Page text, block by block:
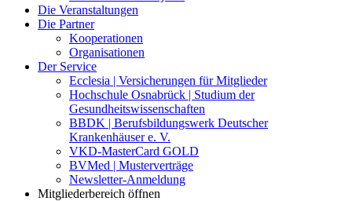
Die Veranstaltungen
Die Partner
Kooperationen
Organisationen
Der Service
Ecclesia | Versicherungen für Mitglieder
Hochschule Osnabrück | Studium der
Gesundheitswissenschaften
BBDK | Berufsbildungswerk Deutscher
Krankenhäuser e. V.
VKD-MasterCard GOLD
BVMed | Musterverträge
Newsletter-Anmeldung
Mitgliederbereich öffnen